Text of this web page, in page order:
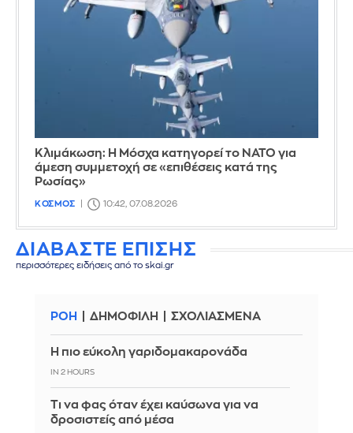
Κλιμάκωση: Η Μόσχα κατηγορεί το ΝΑΤΟ για
άμεση συμμετοχή σε «επιθέσεις κατά της
Ρωσίας»
ΚΟΣΜΟΣ 10:42, 07.08.2026
ΔΙΑΒΑΣΤΕ ΕΠΙΣΗΣ
περισσότερες ειδήσεις από το skai.gr
ΡΟΗ ΔΗΜΟΦΙΛΗ ΣΧΟΛΙΑΣΜΕΝΑ
Η πιο εύκολη γαριδομακαρονάδα
IN 2 HOURS
Τι να φας όταν έχει καύσωνα για να
δροσιστείς από μέσα